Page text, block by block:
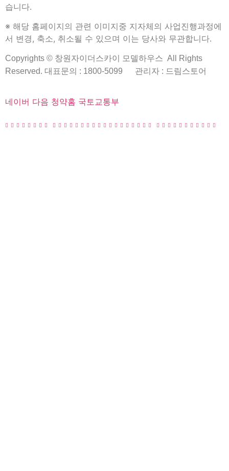
4. 개인정보 제공 및 공유
– 신청자가 제공한 모든 정보는 상기 목적에 필요한 용도 이외
로는 사용되지 않으며 이용목적이 변경될 시에는 사전 동의를
5. 개인정보의 수집,이용에 관한 동의 거부
습니다.
※ 해당 홈페이지의 관련 이미지중 지자체의 사업진행과정에
서 변경, 축소, 취소될 수 있으며 이는 당사와 무관합니다.
Copyrights © 창원자이더스카이 모델하우스 All Rights
Reserved. 대표문의 : 1800-5099 관리자 : 드림스토어
네이버 다음 청약홈 국토교통부